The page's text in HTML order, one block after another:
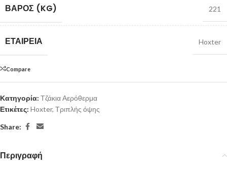
ΒΆΡΟΣ (KG) 221
ΕΤΑΙΡΕΊΑ Hoxter
Compare
Κατηγορία: Τζάκια Αερόθερμα
Ετικέτες: Hoxter, Τριπλής όψης
Share:
Περιγραφή